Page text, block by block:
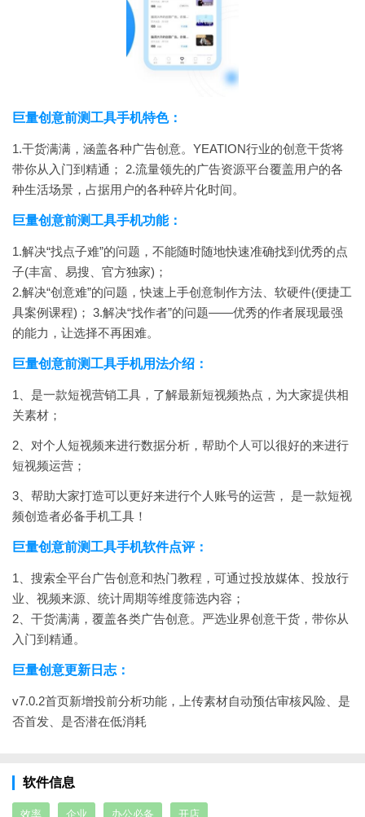
巨量创意前测工具手机特色：
1.干货满满，涵盖各种广告创意。YEATION行业的创意干货将
带你从入门到精通；
2.流量领先的广告资源平台覆盖用户的各
种生活场景，占据用户的各种碎片化时间。
巨量创意前测工具手机功能：
1.解决“找点子难”的问题，不能随时随地快速准确找到优秀的点
子(丰富、易搜、官方独家)；
2.解决“创意难”的问题，快速上手创意制作方法、软硬件(便捷工
具案例课程)； 3.解决“找作者”的问题——优秀的作者展现最强
的能力，让选择不再困难。
巨量创意前测工具手机用法介绍：
1、是一款短视营销工具，了解最新短视频热点，为大家提供相
关素材；
2、对个人短视频来进行数据分析，帮助个人可以很好的来进行
短视频运营；
3、帮助大家打造可以更好来进行个人账号的运营， 是一款短视
频创造者必备手机工具！
巨量创意前测工具手机软件点评：
1、搜索全平台广告创意和热门教程，可通过投放媒体、投放行
业、视频来源、统计周期等维度筛选内容；
2、干货满满，覆盖各类广告创意。严选业界创意干货，带你从
入门到精通。
巨量创意更新日志：
v7.0.2首页新增投前分析功能，上传素材自动预估审核风险、是
否首发、是否潜在低消耗
软件信息
效率 企业 办公必备 开店